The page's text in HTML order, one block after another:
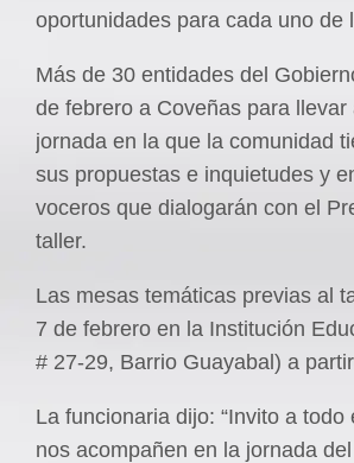
oportunidades para cada uno de
Más de 30 entidades del
de febrero a Coveñas para
jornada en la que la comunidad
sus propuestas e inquietudes y
voceros que dialogarán con el
taller.
Las mesas temáticas previas al
7 de febrero en la Institución
# 27-29, Barrio Guayabal) a
La funcionaria dijo: “Invito a
nos acompañen en la jornada